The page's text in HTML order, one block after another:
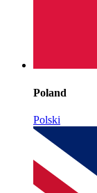
Poland
Polski